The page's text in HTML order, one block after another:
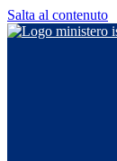
Salta al contenuto